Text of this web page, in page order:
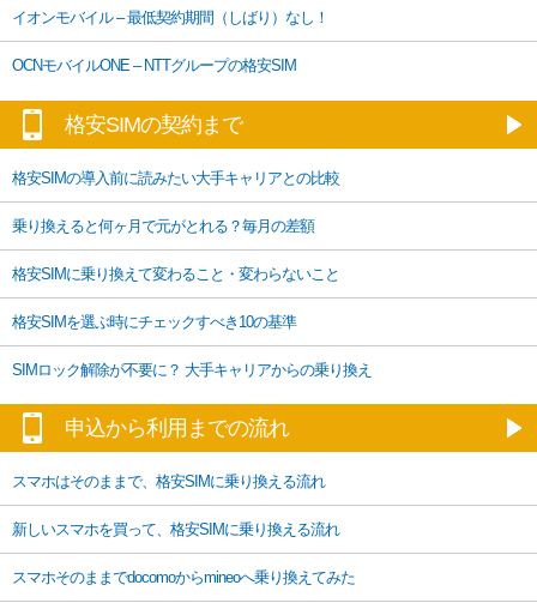
イオンモバイル – 最低契約期間（しばり）なし！
OCNモバイルONE – NTTグループの格安SIM
格安SIMの契約まで
格安SIMの導入前に読みたい大手キャリアとの比較
乗り換えると何ヶ月で元がとれる？毎月の差額
格安SIMに乗り換えて変わること・変わらないこと
格安SIMを選ぶ時にチェックすべき10の基準
SIMロック解除が不要に？ 大手キャリアからの乗り換え
申込から利用までの流れ
スマホはそのままで、格安SIMに乗り換える流れ
新しいスマホを買って、格安SIMに乗り換える流れ
スマホそのままでdocomoからmineoへ乗り換えてみた